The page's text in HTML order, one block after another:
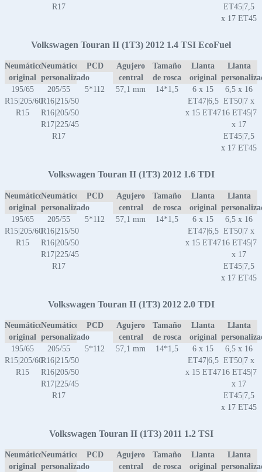
R17
ET45|7,5
x 17 ET45
Volkswagen Touran II (1T3) 2012 1.4 TSI EcoFuel
Neumático
original
Neumático
personalizado
PCD
Agujero
central
Tamaño
de rosca
Llanta
original
Llanta
195/65
R15|205/60
R15
205/55
R16|215/50
R16|205/50
R17|225/45
R17
5*112 57,1 mm 14*1,5
6 x 15
ET47|6,5
x 15 ET47
6,5 x 16
ET50|7 x
16 ET45|7
x 17
ET45|7,5
x 17 ET45
Volkswagen Touran II (1T3) 2012 1.6 TDI
Neumático
original
Neumático
personalizado
PCD
Agujero
central
Tamaño
de rosca
Llanta
original
Llanta
195/65
R15|205/60
R15
205/55
R16|215/50
R16|205/50
R17|225/45
R17
5*112 57,1 mm 14*1,5
6 x 15
ET47|6,5
x 15 ET47
6,5 x 16
ET50|7 x
16 ET45|7
x 17
ET45|7,5
x 17 ET45
Volkswagen Touran II (1T3) 2012 2.0 TDI
Neumático
original
Neumático
personalizado
PCD
Agujero
central
Tamaño
de rosca
Llanta
original
Llanta
195/65
R15|205/60
R15
205/55
R16|215/50
R16|205/50
R17|225/45
R17
5*112 57,1 mm 14*1,5
6 x 15
ET47|6,5
x 15 ET47
6,5 x 16
ET50|7 x
16 ET45|7
x 17
ET45|7,5
x 17 ET45
Volkswagen Touran II (1T3) 2011 1.2 TSI
Neumático
original
Neumático
personalizado
PCD
Agujero
central
Tamaño
de rosca
Llanta
original
Llanta